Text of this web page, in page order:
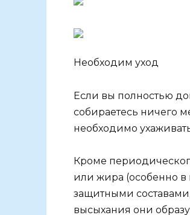
Необходим уход
Если вы полностью
собираетесь ничего
необходимо
Кроме
или жира (особенно в
защитными
высыхания они